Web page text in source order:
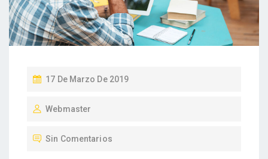
P
B
17 De Marzo De 2019
Webmaster
Sin Comentarios